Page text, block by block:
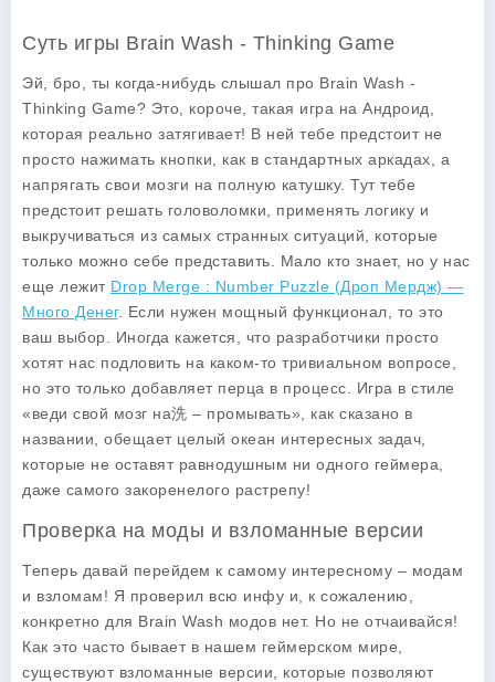
Суть игры Brain Wash - Thinking Game
Эй, бро, ты когда-нибудь слышал про Brain Wash -
Thinking Game? Это, короче, такая игра на Андроид,
которая реально затягивает! В ней тебе предстоит не
просто нажимать кнопки, как в стандартных аркадах, а
напрягать свои мозги на полную катушку. Тут тебе
предстоит решать головоломки, применять логику и
выкручиваться из самых странных ситуаций, которые
только можно себе представить. Мало кто знает, но у нас
еще лежит Drop Merge : Number Puzzle (Дроп Мердж) —
Много Денег. Если нужен мощный функционал, то это
ваш выбор. Иногда кажется, что разработчики просто
хотят нас подловить на каком-то тривиальном вопросе,
но это только добавляет перца в процесс. Игра в стиле
«веди свой мозг на洗 – промывать», как сказано в
названии, обещает целый океан интересных задач,
которые не оставят равнодушным ни одного геймера,
даже самого закоренелого растрепу!
Проверка на моды и взломанные версии
Теперь давай перейдем к самому интересному – модам
и взломам! Я проверил всю инфу и, к сожалению,
конкретно для Brain Wash модов нет. Но не отчаивайся!
Как это часто бывает в нашем геймерском мире,
существуют взломанные версии, которые позволяют